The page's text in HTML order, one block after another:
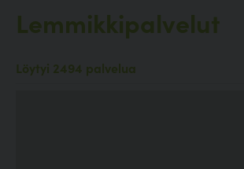
Lemmikkipalvelut
Löytyi 2494 palvelua